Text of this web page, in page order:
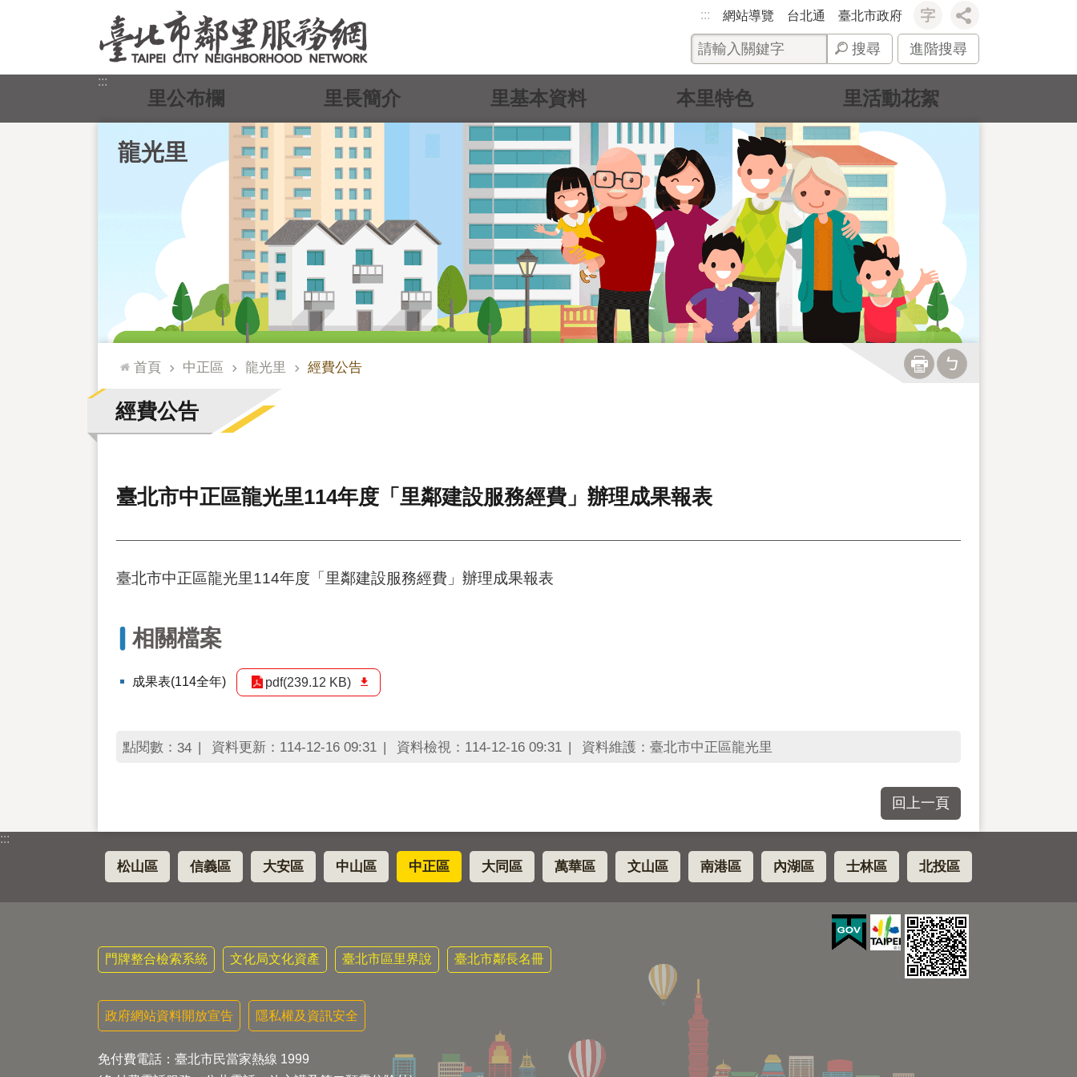
::: 網站導覽 台北通 臺北市政府
搜尋 進階搜尋
:::
龍光里
里公布欄 里長簡介 里基本資料 本里特色 里活動花絮
::: 首頁 中正區 龍光里 經費公告
經費公告
臺北市中正區龍光里114年度「里鄰建設服務經費」辦理成果報表
臺北市中正區龍光里114年度「里鄰建設服務經費」辦理成果報表
相關檔案
成果表(114全年) pdf(239.12 KB)
點閱數： 34 資料更新：114-12-16 09:31 資料檢視：114-12-16 09:31 資料維護：臺北市中正區龍光里
回上一頁
:::
松山區 信義區 大安區 中山區 中正區 大同區 萬華區 文山區 南港區 內湖區 士林區 北投區
門牌整合檢索系統 文化局文化資產 臺北市區里界說 臺北市鄰長名冊
政府網站資料開放宣告 隱私權及資訊安全
免付費電話：臺北市民當家熱線 1999